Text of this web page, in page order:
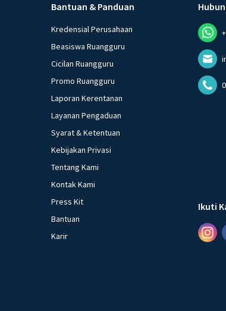
Bantuan & Panduan
Kredensial Perusahaan
Beasiswa Ruangguru
Cicilan Ruangguru
Promo Ruangguru
Laporan Kerentanan
Layanan Pengaduan
Syarat & Ketentuan
Kebijakan Privasi
Tentang Kami
Kontak Kami
Press Kit
Bantuan
Karir
Ikuti